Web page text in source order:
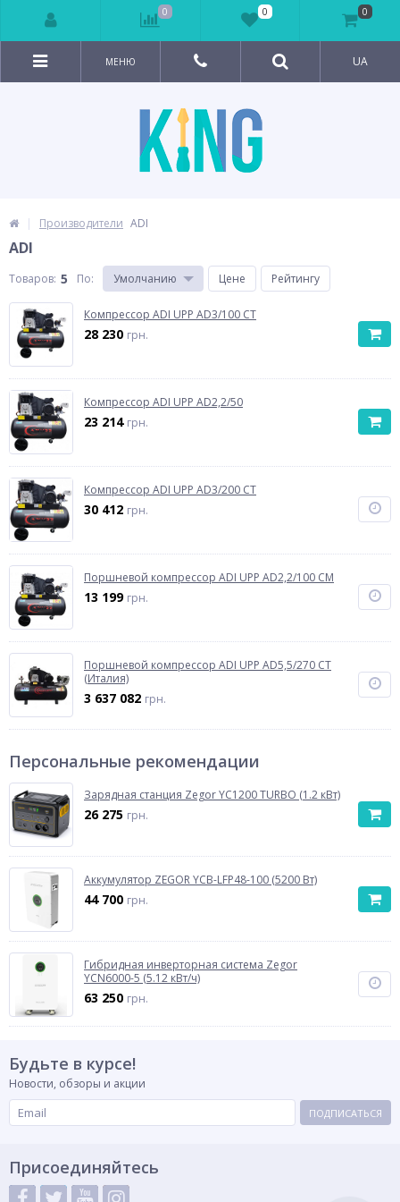
МЕНЮ UA
Производители ADI
ADI
Товаров: 5 По: Умолчанию Цене Рейтингу
Компрессор ADI UPP AD3/100 CT
28 230 грн.
Компрессор ADI UPP AD2,2/50
23 214 грн.
Компрессор ADI UPP AD3/200 CT
30 412 грн.
Поршневой компрессор ADI UPP AD2,2/100 CM
13 199 грн.
Поршневой компрессор ADI UPP AD5,5/270 CT
(Италия)
3 637 082 грн.
Персональные рекомендации
Зарядная станция Zegor YC1200 TURBO (1.2 кВт)
26 275 грн.
Аккумулятор ZEGOR YCB-LFP48-100 (5200 Вт)
44 700 грн.
Гибридная инверторная система Zegor
YCN6000-5 (5.12 кВт/ч)
63 250 грн.
Будьте в курсе!
Новости, обзоры и акции
ПОДПИСАТЬСЯ
Присоединяйтесь
0 0 0